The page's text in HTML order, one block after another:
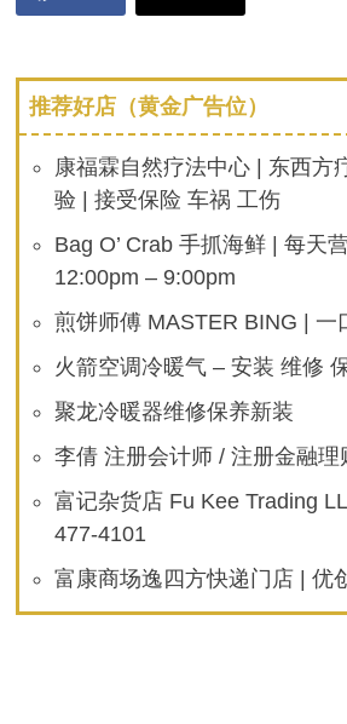
推荐好店（黄金广告位）
康福霖自然疗法中心 | 东西方
验 | 接受保险 车祸 工伤
Bag O’ Crab 手抓海鲜 | 每天
12:00pm – 9:00pm
煎饼师傅 MASTER BING | 一
火箭空调冷暖气 – 安装 维修
聚龙冷暖器维修保养新装
李倩 注册会计师 / 注册金融理
富记杂货店 Fu Kee Trading
477-4101
富康商场逸四方快递门店 | 优